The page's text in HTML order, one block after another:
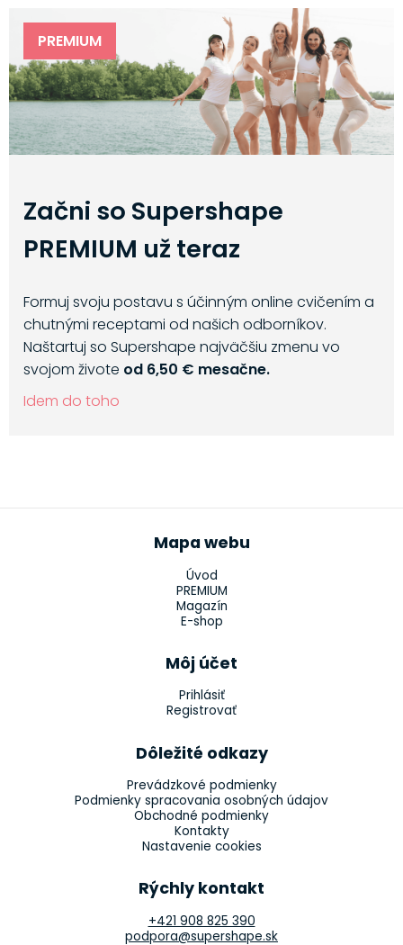
PREMIUM
Začni so Supershape
PREMIUM už teraz
Formuj svoju postavu s účinným online cvičením a
chutnými receptami od našich odborníkov.
Naštartuj so Supershape najväčšiu zmenu vo
svojom živote od 6,50 € mesačne.
Idem do toho
Mapa webu
Úvod
PREMIUM
Magazín
E-shop
Môj účet
Prihlásiť
Registrovať
Dôležité odkazy
Prevádzkové podmienky
Podmienky spracovania osobných údajov
Obchodné podmienky
Kontakty
Nastavenie cookies
Rýchly kontakt
+421 908 825 390
podpora@supershape.sk